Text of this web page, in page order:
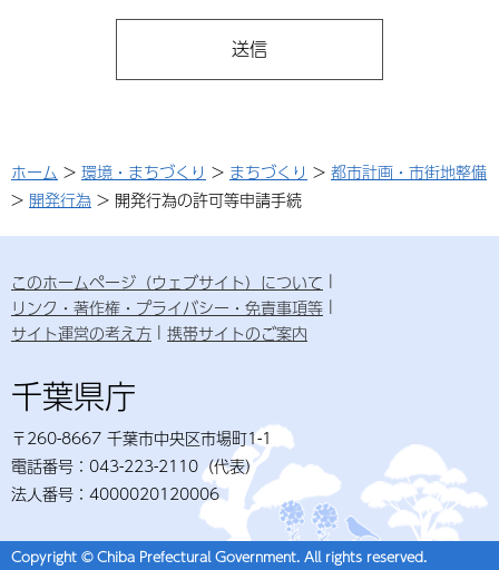
ホーム > 環境・まちづくり > まちづくり > 都市計画・市街地整備
> 開発行為 > 開発行為の許可等申請手続
このホームページ（ウェブサイト）について
リンク・著作権・プライバシー・免責事項等
サイト運営の考え方
携帯サイトのご案内
千葉県庁
〒260-8667 千葉市中央区市場町1-1
電話番号：043-223-2110（代表）
法人番号：4000020120006
Copyright © Chiba Prefectural Government. All rights reserved.